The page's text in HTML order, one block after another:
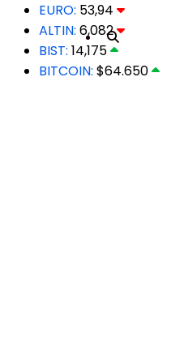
EURO: 53,94
ALTIN: 6,082
BIST: 14,175
BITCOIN: $64.650